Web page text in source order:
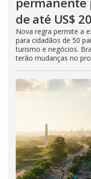
de até US$
Nova regra permite a
para cidadãos de 50
turismo e negócios.
terão mudanças no